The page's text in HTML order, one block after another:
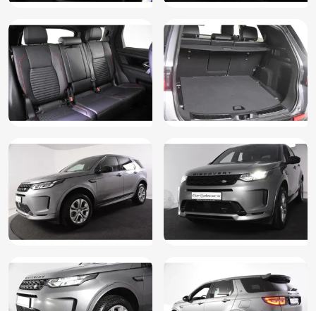
Parkeersensor achter
Parkeersensor voor
Regensensor
Roll Stability Control
Schakelpaddles
Skiluik
Sport Stand
Start/stop systeem
Stuurbekrachtiging
Stuurbekrachtiging snelheidsafhankelijk
Stuurkolom elektrisch verstelbaar
Stuur leder en multifunctioneel
Stuur verstelbaar
Stuurwiel multifunctioneel